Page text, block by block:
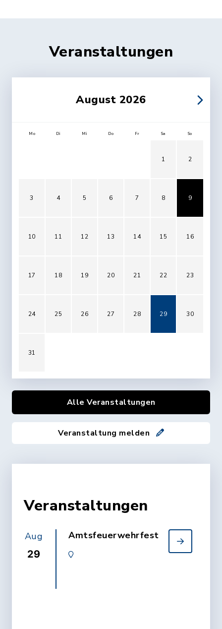
Veranstaltungen
Veranstaltungen
Aug
29
Amtsfeuerwehrfest
August 2026
Mo Di Mi Do Fr Sa So
1 2
3 4 5 6 7 8 9
10 11 12 13 14 15 16
17 18 19 20 21 22 23
24 25 26 27 28 29 30
31
Alle Veranstaltungen
Veranstaltung melden